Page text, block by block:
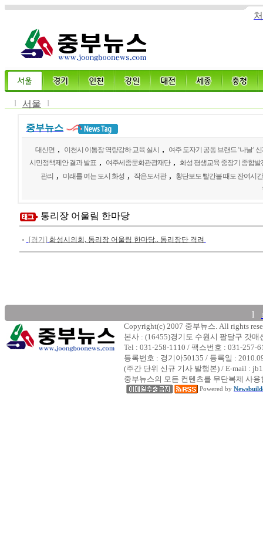
l 서울 l
중부뉴스
대신면 , 이천시 이통장 역량강하 교육 실시 ,
여주 도자기 공동 브랜드 ‘나날’
시민정책제안 결과 발표 , 여주세종문화관광재단 , 화성 평생교육 중장기 종합발
관리
, 미래를 여는 도시 화성 , 작은도서관 ,
횡단보도 빨간불 때도 잔여시
통리장 어울림 한마당
[경기] 화성시의회, 통리장 어울림 한마당.. 통리장단 격려
l
Copyright(c) 2007 중부뉴스. All rights
본사 : (16455)경기도 수원시 팔달구 갓
Tel : 031-258-1110 / 팩스번호 : 031-257-
등록번호 : 경기아50135 / 등록일 :
(주간 단위 신규 기사 발행본) / E-mail :
중부뉴스의 모든 컨텐츠를 무단복제 사
Powered by